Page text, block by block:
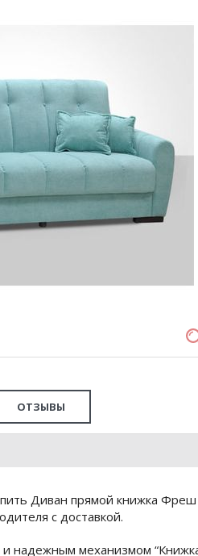
ОТЗЫВЫ
Диван прямой книжка Фреш
с доставкой.
надежным механизмом